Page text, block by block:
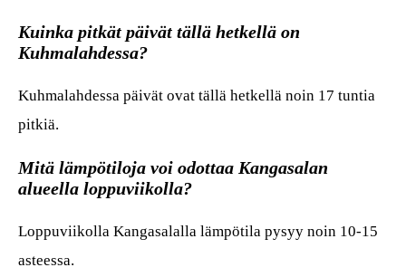
Kuinka pitkät päivät tällä hetkellä on
Kuhmalahdessa?
Kuhmalahdessa päivät ovat tällä hetkellä noin 17 tuntia
pitkiä.
Mitä lämpötiloja voi odottaa Kangasalan
alueella loppuviikolla?
Loppuviikolla Kangasalalla lämpötila pysyy noin 10-15
asteessa.